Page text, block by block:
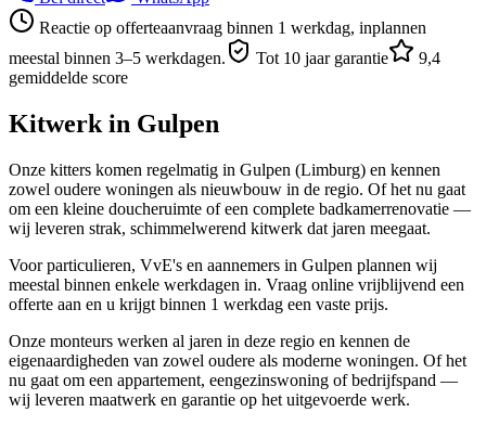
Reactie op offerteaanvraag binnen 1 werkdag, inplannen
meestal binnen 3–5 werkdagen.
Tot 10 jaar garantie
9,4
gemiddelde score
Kitwerk in Gulpen
Onze kitters komen regelmatig in Gulpen (Limburg) en kennen
zowel oudere woningen als nieuwbouw in de regio. Of het nu gaat
om een kleine doucheruimte of een complete badkamerrenovatie —
wij leveren strak, schimmelwerend kitwerk dat jaren meegaat.
Voor particulieren, VvE's en aannemers in Gulpen plannen wij
meestal binnen enkele werkdagen in. Vraag online vrijblijvend een
offerte aan en u krijgt binnen 1 werkdag een vaste prijs.
Onze monteurs werken al jaren in deze regio en kennen de
eigenaardigheden van zowel oudere als moderne woningen. Of het
nu gaat om een appartement, eengezinswoning of bedrijfspand —
wij leveren maatwerk en garantie op het uitgevoerde werk.